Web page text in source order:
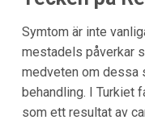
Symtom är inte
mestadels påverkar
medveten om dessa
behandling. I Turkiet
som ett resultat av